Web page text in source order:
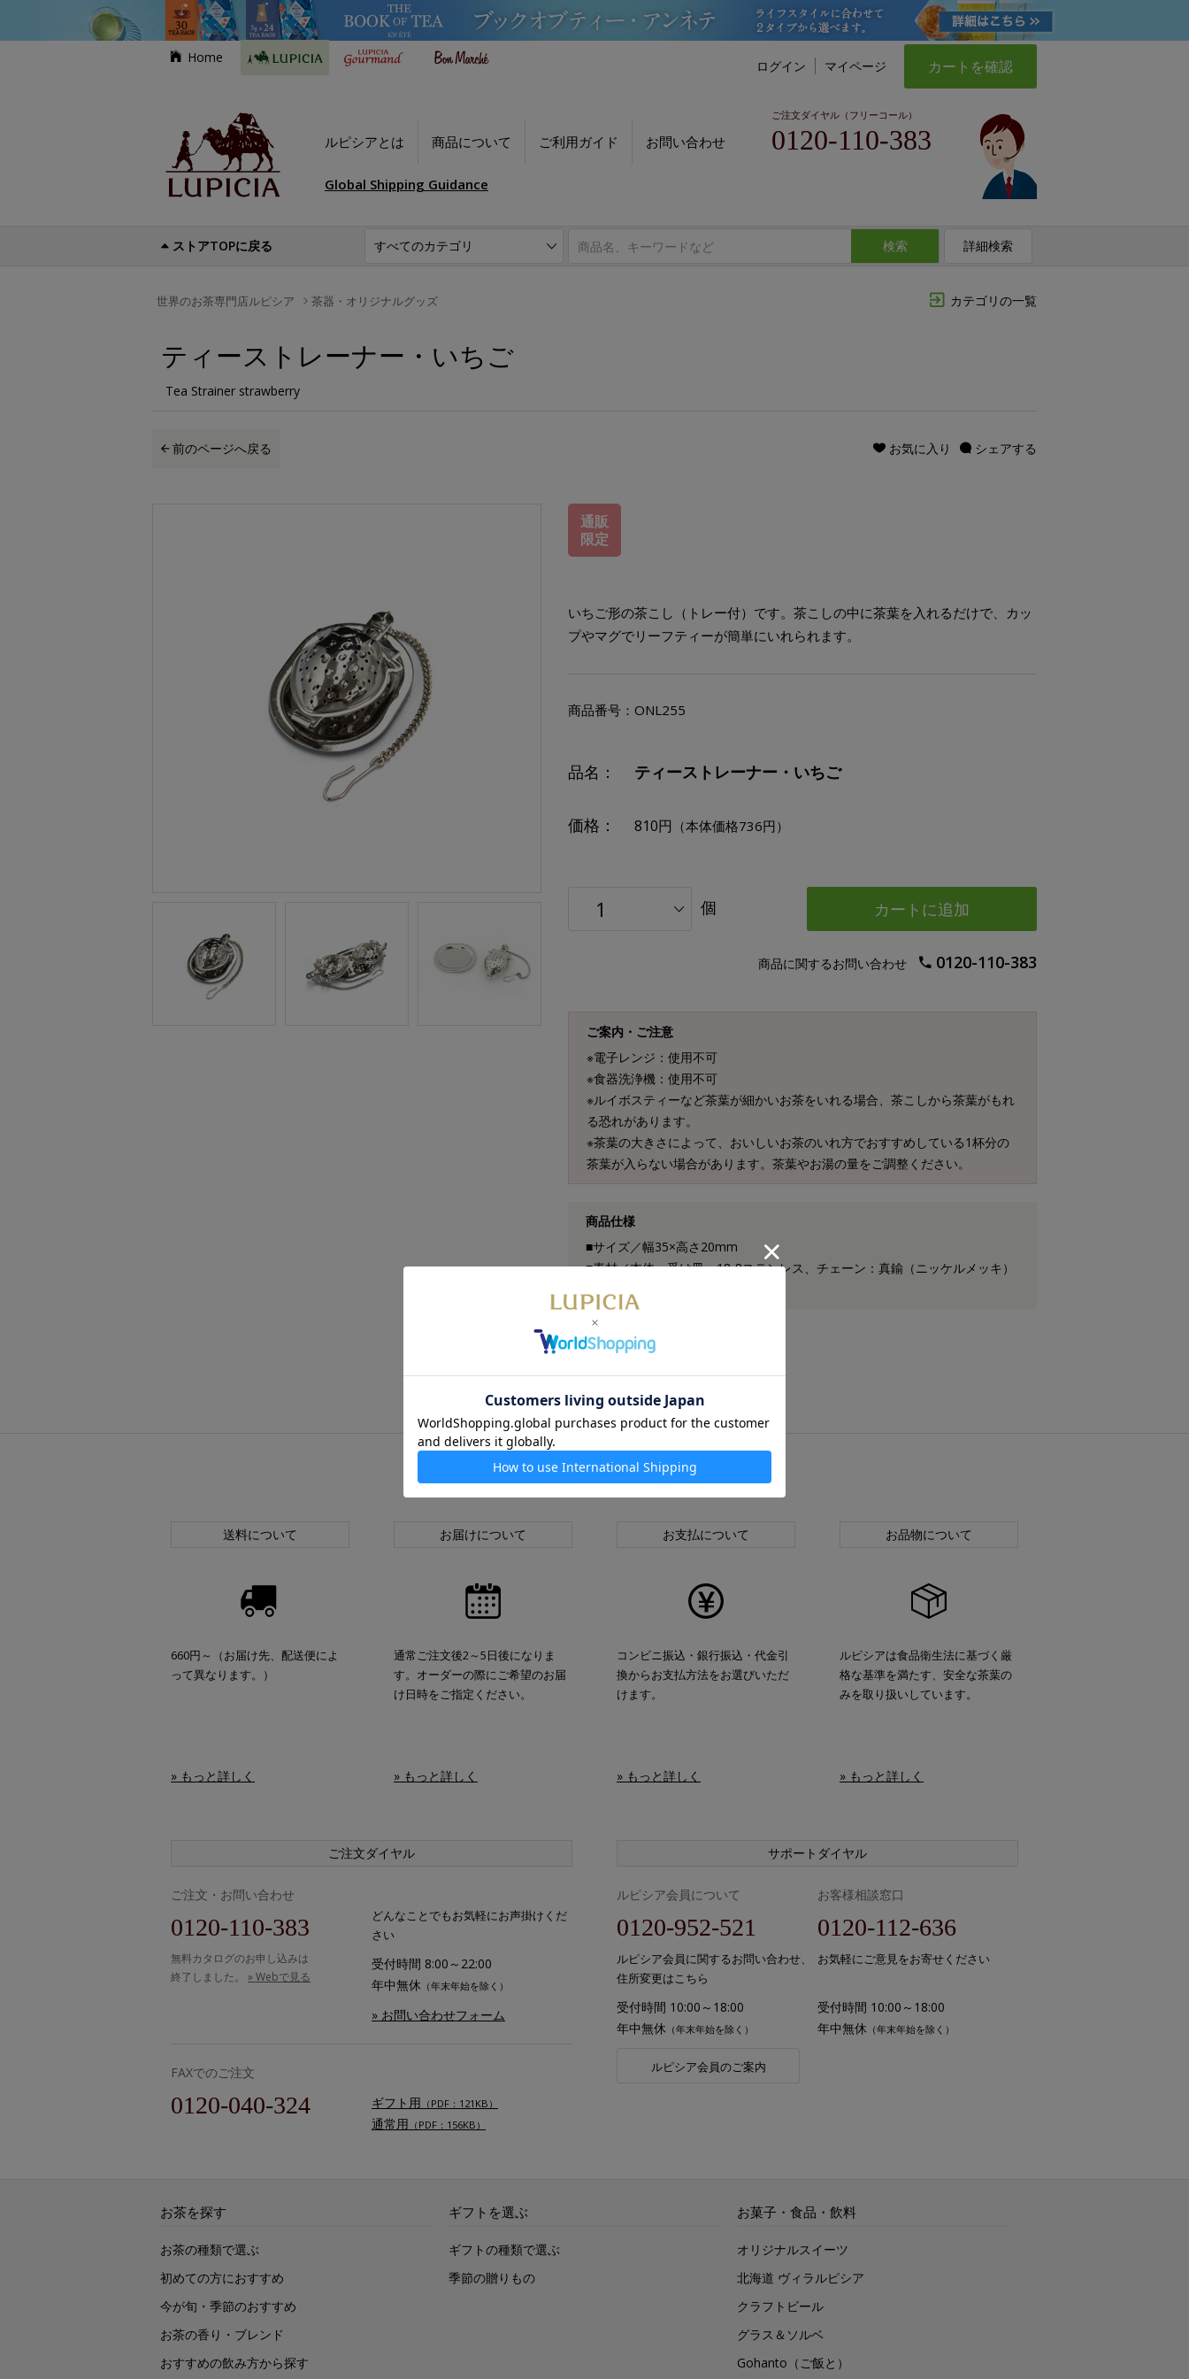
Home
ログイン マイページ カートを確認
ルピシアとは 商品について ご利用ガイド お問い合わせ
ご注文ダイヤル（フリーコール）
0120-110-383
Global Shipping Guidance
ストアTOPに戻る 検索 詳細検索
カテゴリの一覧
世界のお茶専門店ルピシア 茶器・オリジナルグッズ
ティーストレーナー・いちご
Tea Strainer strawberry
前のページへ戻る シェアする
お気に入り
通販
限定
いちご形の茶こし（トレー付）です。茶こしの中に茶葉を入れるだけで、カッ
プやマグでリーフティーが簡単にいれられます。
商品番号： ONL255
品名： ティーストレーナー・いちご
価格： 810円 （本体価格736円）
個 カートに追加
商品に関するお問い合わせ 0120-110-383
ご案内・ご注意
※電子レンジ：使用不可
※食器洗浄機：使用不可
※ルイボスティーなど茶葉が細かいお茶をいれる場合、茶こしから茶葉がもれ
る恐れがあります。
※茶葉の大きさによって、おいしいお茶のいれ方でおすすめしている1杯分の
茶葉が入らない場合があります。茶葉やお湯の量をご調整ください。
商品仕様
■サイズ／幅35×高さ20mm
■素材／本体、受け皿：18-8ステンレス、チェーン：真鍮（ニッケルメッキ）
ルピシアオンラインストアについて
送料について
660円～（お届け先、配送便によ
って異なります。）
» もっと詳しく
お届けについて
通常ご注文後2～5日後になりま
す。オーダーの際にご希望のお届
け日時をご指定ください。
» もっと詳しく
お支払について
コンビニ振込・銀行振込・代金引
換からお支払方法をお選びいただ
けます。
» もっと詳しく
お品物について
ルピシアは食品衛生法に基づく厳
格な基準を満たす、安全な茶葉の
みを取り扱いしています。
» もっと詳しく
ご注文ダイヤル
ご注文・お問い合わせ
0120-110-383
無料カタログのお申し込みは
終了しました。 » Webで見る
どんなことでもお気軽にお声掛けくだ
さい
受付時間 8:00～22:00
年中無休 （年末年始を除く）
» お問い合わせフォーム
FAXでのご注文
0120-040-324 ギフト用 （PDF：121KB）
通常用 （PDF：156KB）
サポートダイヤル
ルピシア会員について
0120-952-521
ルピシア会員に関するお問い合わせ、
住所変更はこちら
受付時間 10:00～18:00
年中無休 （年末年始を除く）
ルピシア会員のご案内
お客様相談窓口
0120-112-636
お気軽にご意見をお寄せください
受付時間 10:00～18:00
年中無休 （年末年始を除く）
お茶を探す
お茶の種類で選ぶ
初めての方におすすめ
今が旬・季節のおすすめ
お茶の香り・ブレンド
おすすめの飲み方から探す
ギフトを選ぶ
ギフトの種類で選ぶ
季節の贈りもの
お菓子・食品・飲料
オリジナルスイーツ
北海道 ヴィラルピシア
クラフトビール
グラス＆ソルベ
Gohanto（ご飯と）